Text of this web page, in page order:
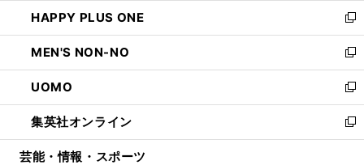
く
で
開
く
ド
ウ
で
開
く
ィ
ン
ド
ウ
で
開
く
し
い
ウ
ィ
ン
ド
ウ
で
開
HAPPY PLUS ONE
新
し
い
ウ
ィ
ン
ド
ウ
MEN'S NON-NO
新
し
い
ウ
ィ
ン
UOMO
新
し
い
ウ
集英社オンライン
新
し
芸能・情報・スポーツ